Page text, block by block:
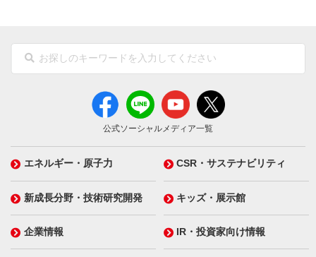
公式ソーシャルメディア一覧
エネルギー・原子力 CSR・サステナビリティ
新成長分野・技術研究開発 キッズ・展示館
企業情報 IR・投資家向け情報